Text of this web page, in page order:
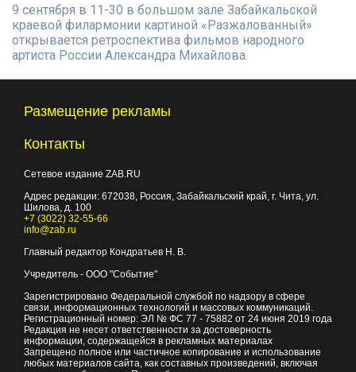
9 сентября в 11-30 в большом зале Забайкальской
краевой филармонии картиной «Разжалованный»
открывается ретроспектива фильмов народного
артиста России Александра Михайлова.
Размещение рекламы
Контакты
Сетевое издание ZAB.RU
Адрес редакции: 672038, Россия, Забайкальский край, г. Чита, ул.
Шилова, д. 100
+7 (3022) 32-55-66
info@zab.ru
Главный редактор Кондратьев Н. В.
Учредитель - ООО "Событие"
Зарегистрировано Федеральной службой по надзору в сфере
связи, информационных технологий и массовых коммуникаций.
Регистрационный номер: ЭЛ № ФС 77 - 75882 от 24 июня 2019 года
Редакция не несет ответственности за достоверность
информации, содержащейся в рекламных материалах
Запрещено полное или частичное копирование и использование
любых материалов сайта, как составных произведений, включая